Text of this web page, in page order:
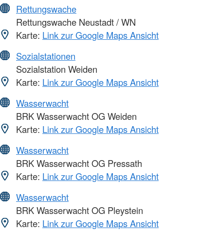
Rettungswache
Rettungswache Neustadt / WN
Karte: Link zur Google Maps Ansicht
Sozialstationen
Sozialstation Weiden
Karte: Link zur Google Maps Ansicht
Wasserwacht
BRK Wasserwacht OG Weiden
Karte: Link zur Google Maps Ansicht
Wasserwacht
BRK Wasserwacht OG Pressath
Karte: Link zur Google Maps Ansicht
Wasserwacht
BRK Wasserwacht OG Pleystein
Karte: Link zur Google Maps Ansicht